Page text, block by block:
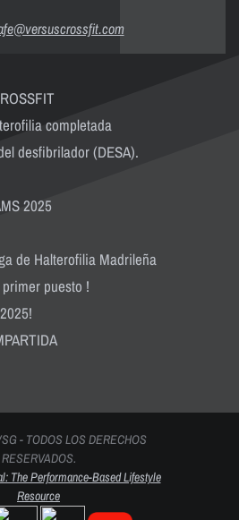
completada
desfibrilador (DESA).
2025
de Halterofilia Madrileña
puesto !
- TODOS LOS DERECHOS
RESERVADOS.